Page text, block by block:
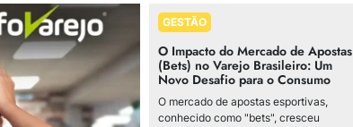
GESTÃO
O Impacto do Mercado de Apostas
(Bets) no Varejo Brasileiro: Um
Novo Desafio para o Consumo
O mercado de apostas esportivas,
conhecido como "bets", cresceu